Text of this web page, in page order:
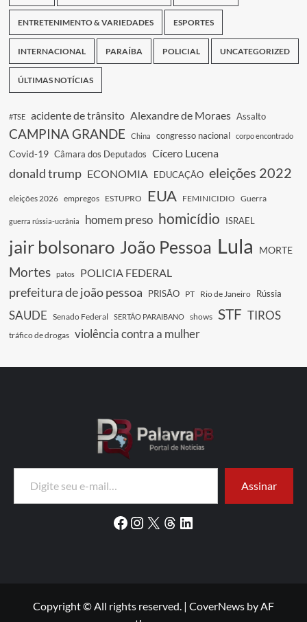
ENTRETENIMENTO & VARIEDADES ESPORTES
INTERNACIONAL PARAÍBA POLICIAL UNCATEGORIZED
ÚLTIMAS NOTÍCIAS
#TSE acidente de trânsito Alexandre de Moraes Assalto
CAMPINA GRANDE China congresso nacional corpo encontrado
Covid-19 Câmara dos Deputados Cícero Lucena
donald trump ECONOMIA EDUCAÇÃO eleições 2022
eleições 2026 empregos ESTUPRO EUA FEMINICIDIO Guerra
guerra rússia-ucrânia homem preso homicídio ISRAEL
jair bolsonaro João Pessoa Lula MORTE
Mortes patos POLICIA FEDERAL
prefeitura de joão pessoa PRISÃO PT Rio de Janeiro Rússia
SAUDE Senado Federal SERTÃO PARAIBANO shows STF TIROS
tráfico de drogas violência contra a mulher
Digite seu e-mail…
Assinar
Facebook
Instagram
X Threads
LinkedIn
Copyright © All rights reserved. | CoverNews by AF